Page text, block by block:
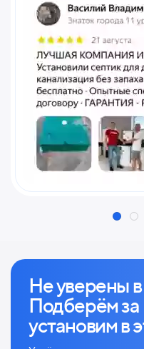
Не уверены
Подберём за
установим в